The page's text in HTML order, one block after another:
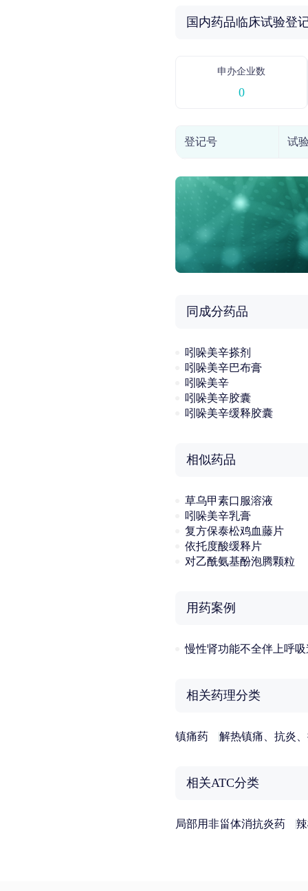
国内药品临床试验登
申办企业数
0
登记号 试
同成分药品
吲哚美辛搽剂
吲哚美辛巴布膏
吲哚美辛
吲哚美辛胶囊
吲哚美辛缓释胶囊
相似药品
草乌甲素口服溶液
吲哚美辛乳膏
复方保泰松鸡血藤片
依托度酸缓释片
对乙酰氨基酚泡腾颗粒
用药案例
慢性肾功能不全伴上呼
相关药理分类
镇痛药 解热镇痛、抗炎
相关ATC分类
局部用非甾体消抗炎药